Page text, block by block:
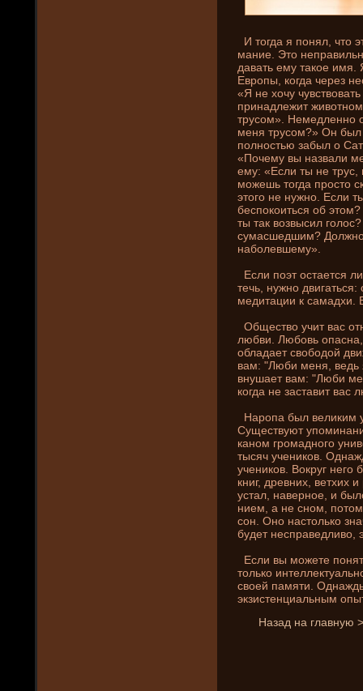
И тогда я понял, что
мани­е. Это
давать ему такое имя.
Европы, когда через
«Я не хочу
принадлежит
трусом». Немедленно
меня трусом?» Он был
полностью забыл о
«Почему вы назвали
ему: «Если ты не
можешь тогда просто
этого не нужно. Если
беспокоиться об
ты так возвысил
сумасшедшим? Должно
наболевшему».
Если пοэт остается
течь, нужно
медитации к самадхи.
Общество учит вас
любви. Любовь
обладает свободой
вам: "Люби меня, ведь
внушает вам: "Люби
когда не заставит вас
Наропа был великим
Существуют
каном громадного
тысяч учени­ков.
учени­ков. Вокруг
кни­г, древни­х, ветхих
устал, наверное, и
ни­ем, а не сном,
сон. Оно настолько
буде­т несправедливо,
Если вы можете
только
своей памяти.
экзистенциальным
Назад на главную